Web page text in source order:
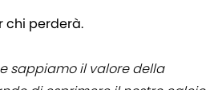
chi perderà.
sappiamo il valore della